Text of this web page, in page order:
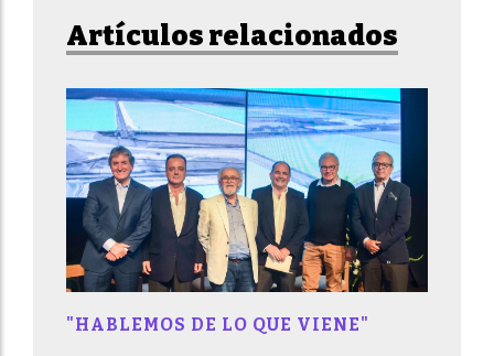
Artículos relacionados
"HABLEMOS DE LO QUE VIENE"